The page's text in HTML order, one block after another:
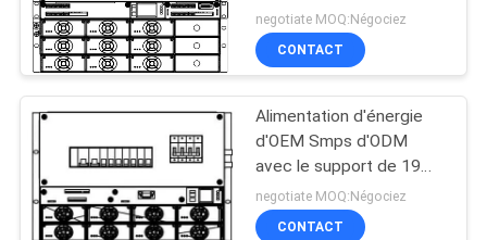
SUJET
DE
NOUS
VISITE
D'USINE
Solutions de
puissance de
télécom
24
commutateur 3 poids de
la phase 32.5kg
negotiate MOQ:Négociez
CONTACT
Alimentation d'énergie
d'OEM Smps d'ODM
avec le support de 19
pouces pour le réseau
d'Access
negotiate MOQ:Négociez
CONTACT